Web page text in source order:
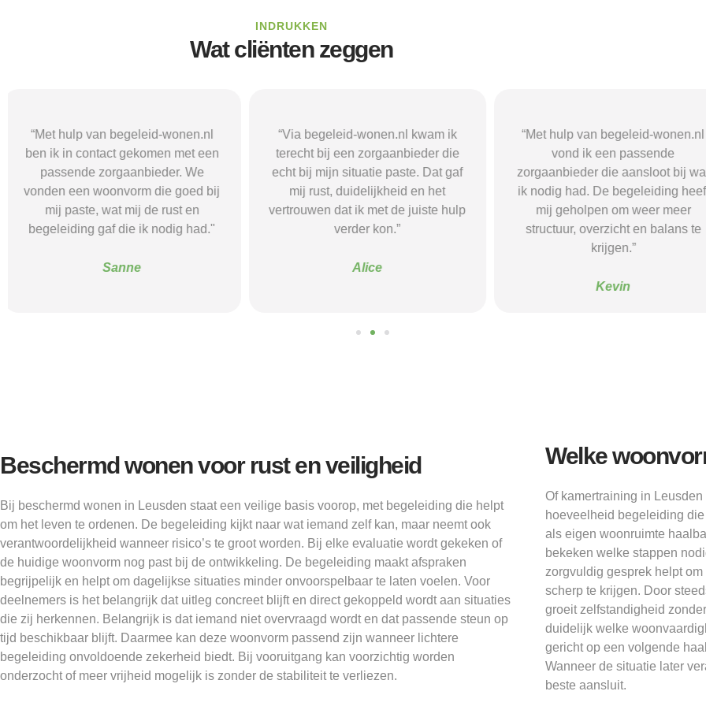
INDRUKKEN
Wat cliënten zeggen
“Via begeleid-wonen.nl kwam ik
terecht bij een zorgaanbieder die
echt bij mijn situatie paste. Dat gaf
mij rust, duidelijkheid en het
vertrouwen dat ik met de juiste hulp
verder kon.”
Alice
“Met hulp van begeleid-wonen.nl
vond ik een passende
zorgaanbieder die aansloot bij wat
ik nodig had. De begeleiding heeft
mij geholpen om weer meer
structuur, overzicht en balans te
“Met hulp van begeleid-wonen.nl
ben ik in contact gekomen met
passende zorgaanbieder. We
vonden een woonvorm die goed
mij paste, wat mij de rust en
begeleiding gaf die ik nodig had."
Beschermd wonen voor rust en veiligheid
Bij beschermd wonen in Leusden staat een veilige basis voorop, met begeleiding die helpt
om het leven te ordenen. De begeleiding kijkt naar wat iemand zelf kan, maar neemt ook
verantwoordelijkheid wanneer risico’s te groot worden. Bij elke evaluatie wordt gekeken of
de huidige woonvorm nog past bij de ontwikkeling. De begeleiding maakt afspraken
begrijpelijk en helpt om dagelijkse situaties minder onvoorspelbaar te laten voelen. Voor
deelnemers is het belangrijk dat uitleg concreet blijft en direct gekoppeld wordt aan situaties
die zij herkennen. Belangrijk is dat iemand niet overvraagd wordt en dat passende steun op
tijd beschikbaar blijft. Daarmee kan deze woonvorm passend zijn wanneer lichtere
begeleiding onvoldoende zekerheid biedt. Bij vooruitgang kan voorzichtig worden
onderzocht of meer vrijheid mogelijk is zonder de stabiliteit te verliezen.
Welke
Of kamertraining in
hoeveelheid begeleiding
als eigen woonruimte
bekeken welke stappen
zorgvuldig gesprek helpt
scherp te krijgen. Door
groeit zelfstandigheid
duidelijk welke
gericht op een volgende
Wanneer de situatie later
beste aansluit.